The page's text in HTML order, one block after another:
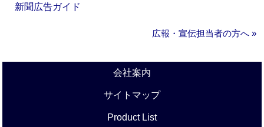
新聞広告ガイド
広報・宣伝担当者の方へ »
会社案内
サイトマップ
Product List